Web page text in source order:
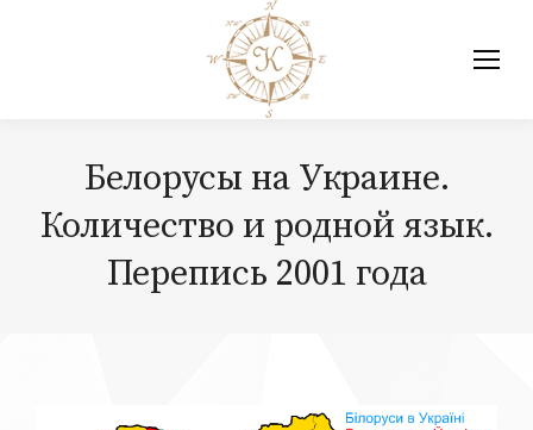
Белорусы на Украине.
Количество и родной язык.
Перепись 2001 года